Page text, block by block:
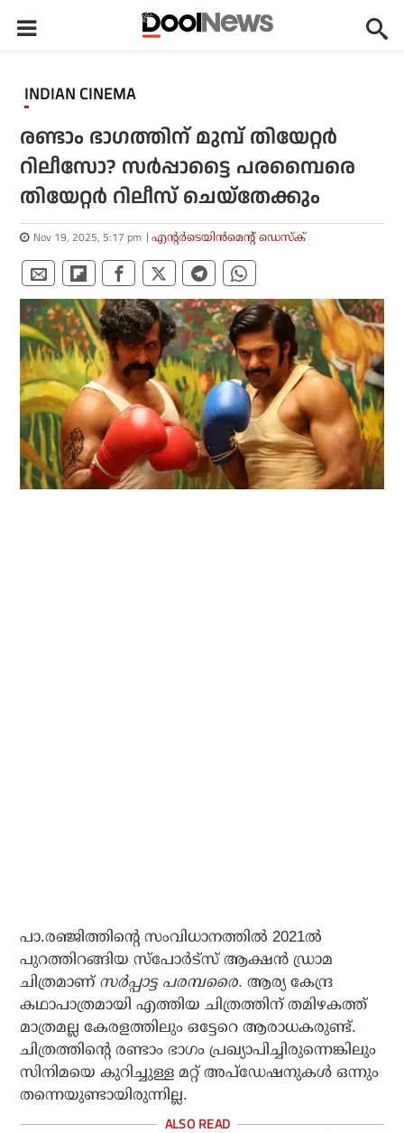
INDIAN CINEMA
രണ്ടാം ഭാഗത്തിന് മുമ്പ് തിയേറ്റര്‍
റിലീസോ? സര്‍പ്പാട്ടൈ പരമ്പൈരെ
തിയേറ്റര്‍ റിലീസ് ചെയ്‌തേക്കും
Nov 19, 2025, 5:17 pm എന്റര്‍ടെയിന്‍മെന്റ് ഡെസ്‌ക്
പാ.രഞ്ജിത്തിന്റെ സംവിധാനത്തില്‍ 2021ല്‍
പുറത്തിറങ്ങിയ സ്‌പോര്‍ട്‌സ് ആക്ഷന്‍ ഡ്രാമ
ചിത്രമാണ് സര്‍പ്പാട്ട പരമ്പരൈ. ആര്യ കേന്ദ്ര
കഥാപാത്രമായി എത്തിയ ചിത്രത്തിന് തമിഴകത്ത്
മാത്രമല്ല കേരളത്തിലും ഒട്ടേറെ ആരാധകരുണ്ട്.
ചിത്രത്തിന്റെ രണ്ടാം ഭാഗം പ്രഖ്യാപിച്ചിരുന്നെങ്കിലും
സിനിമയെ കുറിച്ചുള്ള മറ്റ് അപ്ഡേഷനുകള്‍ ഒന്നും
തന്നെയുണ്ടായിരുന്നില്ല.